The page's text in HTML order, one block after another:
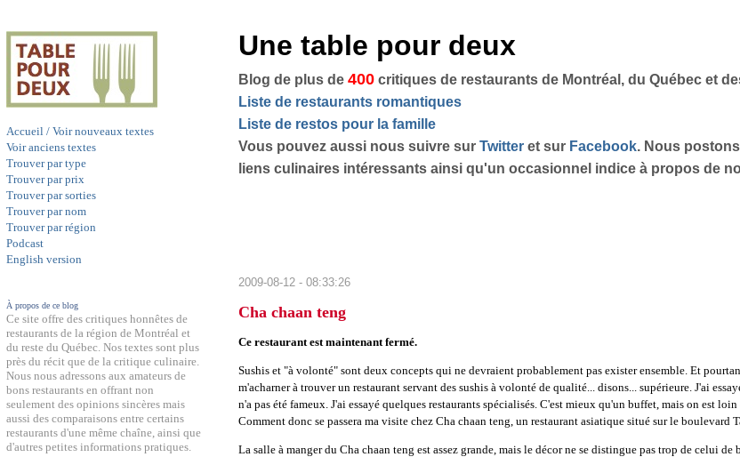
Accueil / Voir nouveaux textes
Voir anciens textes
Trouver par type
Trouver par prix
Trouver par sorties
Trouver par nom
Trouver par région
Podcast
English version
À propos de ce blog
Ce site offre des critiques honnêtes de
restaurants de la région de Montréal et
du reste du Québec. Nos textes sont plus
près du récit que de la critique culinaire.
Nous nous adressons aux amateurs de
bons restaurants en offrant non
seulement des opinions sincères mais
aussi des comparaisons entre certains
restaurants d'une même chaîne, ainsi que
d'autres petites informations pratiques.
Une table pour deux
Blog de plus de 400 critiques de restaurants de Montréal, du Québec et
Liste de restaurants romantiques
Liste de restos pour la famille
Vous pouvez aussi nous suivre sur Twitter et sur Facebook. Nous
liens culinaires intéressants ainsi qu'un occasionnel indice à propos de
2009-08-12 - 08:33:26
Cha chaan teng
Ce restaurant est maintenant fermé.
Sushis et "à volonté" sont deux concepts qui ne devraient probablement pas exister ensemble. Et
m'acharner à trouver un restaurant servant des sushis à volonté de qualité... disons... supérieure. J'ai
n'a pas été fameux. J'ai essayé quelques restaurants spécialisés. C'est mieux qu'un buffet, mais on est
Comment donc se passera ma visite chez Cha chaan teng, un restaurant asiatique situé sur le boulevard
La salle à manger du Cha chaan teng est assez grande, mais le décor ne se distingue pas trop de celui de